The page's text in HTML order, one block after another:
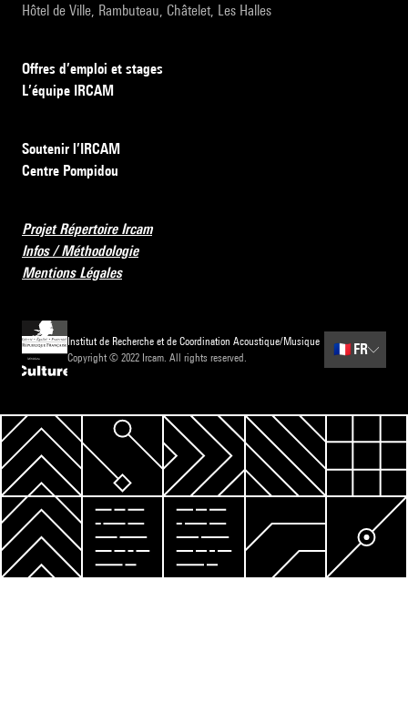
Hôtel de Ville, Rambuteau, Châtelet, Les Halles
Offres d’emploi et stages
L’équipe IRCAM
Soutenir l’IRCAM
Centre Pompidou
Projet Répertoire Ircam
Infos / Méthodologie
Mentions Légales
Institut de Recherche et de Coordination Acoustique/Musique
Copyright © 2022 Ircam. All rights reserved.
🇫🇷 FR